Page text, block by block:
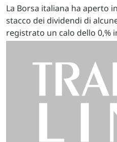
La Borsa italiana ha aperto
stacco dei dividendi di
registrato un calo dello 0,%